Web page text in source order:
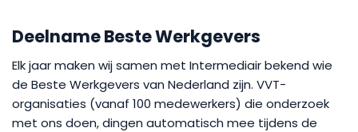
Deelname Beste Werkgevers
Elk jaar maken wij samen met Intermediair bekend wie
de Beste Werkgevers van Nederland zijn. VVT-
organisaties (vanaf 100 medewerkers) die onderzoek
met ons doen, dingen automatisch mee tijdens de